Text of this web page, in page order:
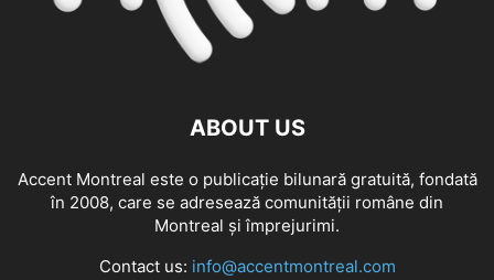
ABOUT US
Accent Montreal este o publicație bilunară gratuită, fondată
în 2008, care se adresează comunităţii române din
Montreal şi împrejurimi.
Contact us: info@accentmontreal.com